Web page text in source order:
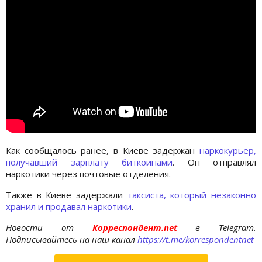
Как сообщалось ранее, в Киеве задержан наркокурьер,
получавший зарплату биткоинами. Он отправлял
наркотики через почтовые отделения.
Также в Киеве задержали таксиста, который незаконно
хранил и продавал наркотики.
Новости отКорреспондент.netв Telegram.
Подписывайтесь на наш канал https://t.me/korrespondentnet